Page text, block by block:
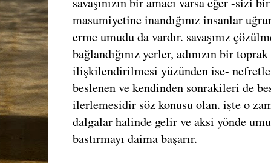
masumiyetine inandığınız insanlar
erme umudu da vardır. savaşınız
bağlandığınız yerler, adınızın bir
ilişkilendirilmesi yüzünden ise-
beslenen ve kendinden sonrakileri de
ilerlemesidir söz konusu olan. işte o
dalgalar halinde gelir ve aksi yönde
bastırmayı daima başarır.